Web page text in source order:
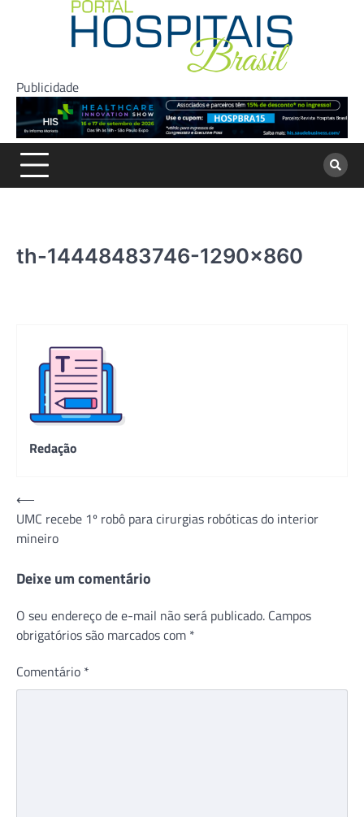
Publicidade
th-14448483746-1290×860
Redação
Navegação
de
Post
⟵
UMC recebe 1º robô para cirurgias robóticas do interior
mineiro
Deixe um comentário
O seu endereço de e-mail não será publicado. Campos
obrigatórios são marcados com *
Comentário *